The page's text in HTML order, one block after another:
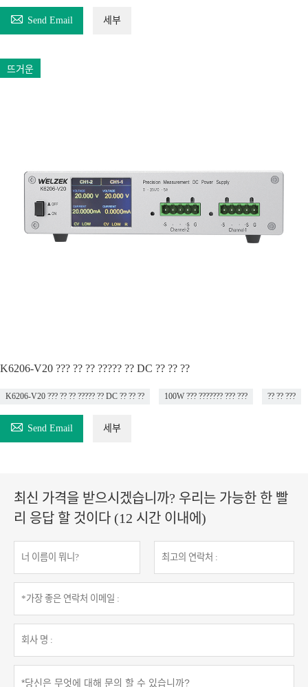
 Send Email 세부
뜨거운
K6206-V20 ??? ?? ?? ????? ?? DC ?? ?? ??
K6206-V20 ??? ?? ?? ????? ?? DC ?? ?? ?? 100W ??? ??????? ??? ??? ?? ?? ???
 Send Email 세부
최신 가격을 받으시겠습니까? 우리는 가능한 한 빨
리 응답 할 것이다 (12 시간 이내에)